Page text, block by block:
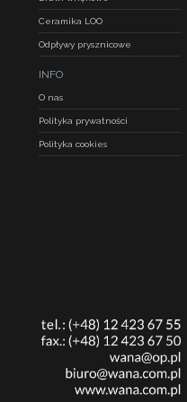
Ceramika LOO
Odpływy prysznicowe
INFO
O nas
Polityka prywatności
Polityka cookies